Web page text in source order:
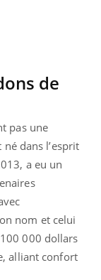
de
pas une
dans l’esprit
a eu un
nom et celui
000 dollars
alliant confort